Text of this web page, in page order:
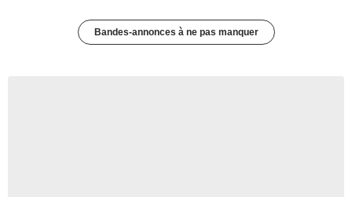
Bandes-annonces à ne pas manquer